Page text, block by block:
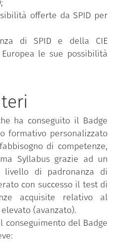
offerte da SPID per
di SPID e della CIE
le sue possibilità
ha conseguito il Badge
formativo personalizzato
di competenze,
Syllabus grazie ad un
di padronanza di
con successo il test di
acquisite relativo al
(avanzato).
del Badge